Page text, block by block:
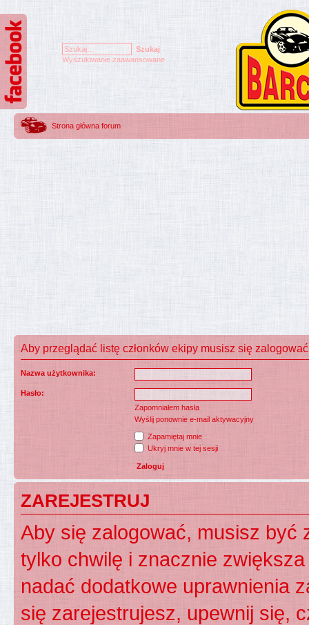
Wyszukiwanie zaawansowane
Strona główna forum
Aby przeglądać listę członków ekipy musisz się
Nazwa użytkownika:
Hasło:
Zapomniałem hasła
Wyślij ponownie e-mail aktywacyjny
Zapamiętaj mnie
Ukryj mnie w tej sesji
ZAREJESTRUJ
Aby się zalogować, musisz być
tylko chwilę i znacznie
nadać dodatkowe uprawnienia
się zarejestrujesz, upewnij się,